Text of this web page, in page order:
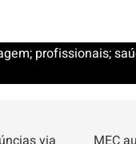
profissionais;